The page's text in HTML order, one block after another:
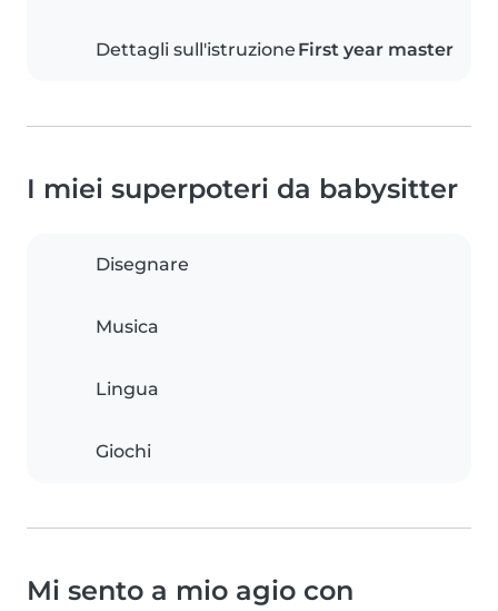
Dettagli sull'istruzione First year master
I miei superpoteri da babysitter
Disegnare
Musica
Lingua
Giochi
Mi sento a mio agio con